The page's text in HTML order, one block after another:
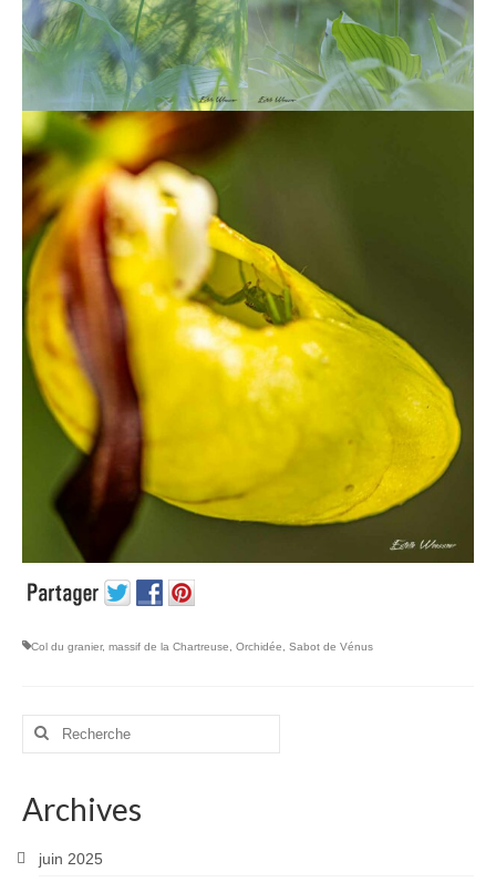
Col du granier, massif de la Chartreuse Orchidée Sabot de Vénus
Rechercher
Archives
juin 2025